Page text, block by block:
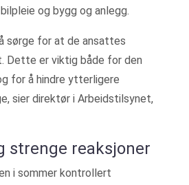
og bygg og anlegg.
sørge for at de ansattes
Dette er viktig både for den
for å hindre ytterligere
sier direktør i Arbeidstilsynet,
strenge reaksjoner
i sommer kontrollert